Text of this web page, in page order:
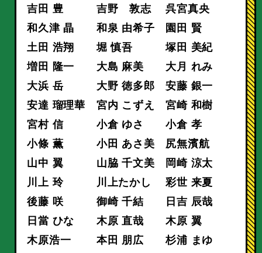
吉田 豊
吉野 敦志
呉宮真央
和久津 晶
和泉 由希子
園田 賢
土田 浩翔
堀 慎吾
塚田 美紀
増田 隆一
大島 麻美
大月 れみ
大浜 岳
大野 徳多郎
安藤 銀一
安達 瑠理華
宮内 こずえ
宮崎 和樹
宮村 信
小倉 ゆさ
小倉 孝
小條 薫
小田 あさ美
尻無濱航
山中 翼
山脇 千文美
岡崎 涼太
川上 玲
川上たかし
彩世 来夏
後藤 咲
御崎 千結
日吉 辰哉
日當 ひな
木原 直哉
木原 翼
木原浩一
本田 朋広
杉浦 まゆ